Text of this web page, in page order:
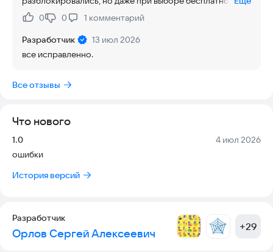
фукционала, приложение вылетает
Нравится:
0Не нравится:
0 1 комментарий
Разработчик
13 июл 2026
все исправленно.
Все отзывы
Что нового
Версия:
1.0 Дата:
4 июл 2026
ошибки
История версий
Разработчик
Орлов Сергей Алексеевич +29